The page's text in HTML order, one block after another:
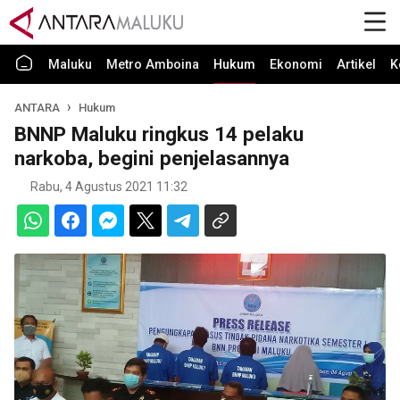
Maluku Metro Amboina Hukum Ekonomi Artikel
ANTARA Hukum
BNNP Maluku ringkus 14 pelaku
narkoba, begini penjelasannya
Rabu, 4 Agustus 2021 11:32